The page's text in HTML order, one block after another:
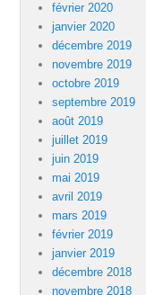
février 2020
janvier 2020
décembre 2019
novembre 2019
octobre 2019
septembre 2019
août 2019
juillet 2019
juin 2019
mai 2019
avril 2019
mars 2019
février 2019
janvier 2019
décembre 2018
novembre 2018